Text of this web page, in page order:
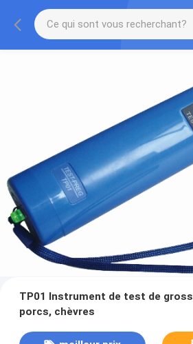
TP01 Instrument de test de
porcs, chèvres